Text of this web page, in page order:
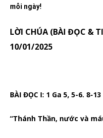
mỗi ngày!
LỜI CHÚA (BÀI ĐỌC &
10/01/2025
BÀI ĐỌC I: 1 Ga 5, 5-6. 8-
“Thánh Thần, nước và